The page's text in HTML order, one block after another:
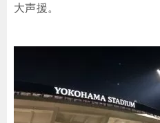
大声援。